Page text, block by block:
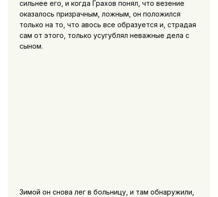
сильнее его, и когда Грахов понял, что везение
оказалось призрачным, ложным, он положился
только на то, что авось все образуется и, страдая
сам от этого, только усугублял неважные дела с
сыном.
Зимой он снова лег в больницу, и там обнаружили,